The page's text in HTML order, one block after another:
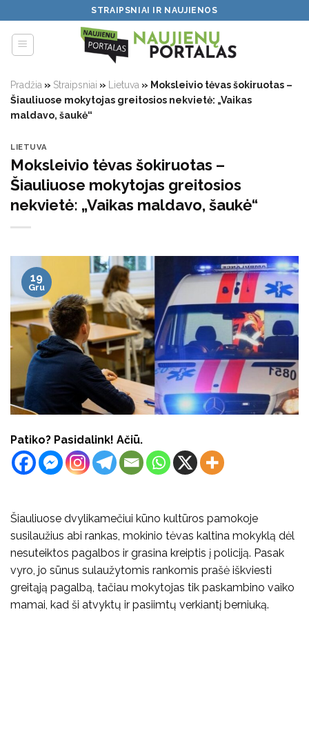
to
content
STRAIPSNIAI IR NAUJIENOS
Pradžia » Straipsniai » Lietuva » Moksleivio tėvas šokiruotas –
Šiauliuose mokytojas greitosios nekvietė: „Vaikas
maldavo, šaukė“
LIETUVA
Moksleivio tėvas šokiruotas –
Šiauliuose mokytojas greitosios
nekvietė: „Vaikas maldavo, šaukė“
19
Gru
Patiko? Pasidalink! Ačiū.
Šiauliuose dvylikamečiui kūno kultūros pamokoje
susilaužius abi rankas, mokinio tėvas kaltina mokyklą dėl
nesuteiktos pagalbos ir grasina kreiptis į policiją. Pasak
vyro, jo sūnus sulaužytomis rankomis prašė iškviesti
greitąją pagalbą, tačiau mokytojas tik paskambino vaiko
mamai, kad ši atvyktų ir pasiimtų verkiantį berniuką.